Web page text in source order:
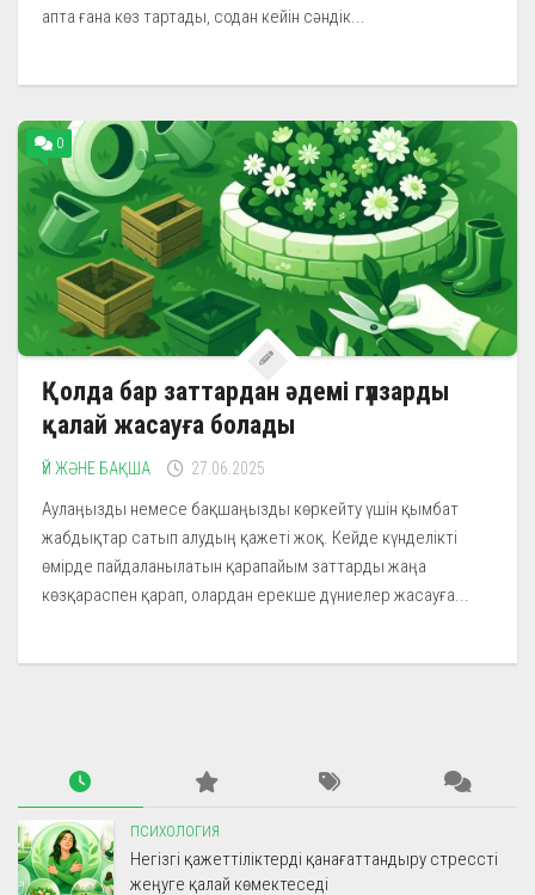
апта ғана көз тартады, содан кейін сәндік...
0
Қолда бар заттардан әдемі гүлзарды
қалай жасауға болады
ҮЙ ЖӘНЕ БАҚША 27.06.2025
Аулаңызды немесе бақшаңызды көркейту үшін қымбат
жабдықтар сатып алудың қажеті жоқ. Кейде күнделікті
өмірде пайдаланылатын қарапайым заттарды жаңа
көзқараспен қарап, олардан ерекше дүниелер жасауға...
ПСИХОЛОГИЯ
Негізгі қажеттіліктерді қанағаттандыру стрессті
жеңуге қалай көмектеседі